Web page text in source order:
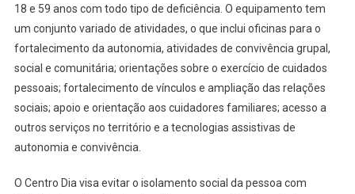
Deficiência
Na
Zona
Norte
18 e 59 anos com todo tipo de deficiência. O equipamento tem
um conjunto variado de atividades, o que inclui oficinas para o
fortalecimento da autonomia, atividades de convivência grupal,
social e comunitária; orientações sobre o exercício de cuidados
pessoais; fortalecimento de vínculos e ampliação das relações
sociais; apoio e orientação aos cuidadores familiares; acesso a
outros serviços no território e a tecnologias assistivas de
autonomia e convivência.
O Centro Dia visa evitar o isolamento social da pessoa com